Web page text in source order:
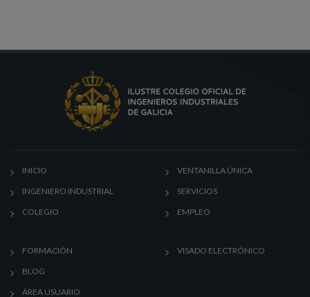
INICIO
INGENIERO INDUSTRIAL
COLEGIO
VENTANILLA ÚNICA
SERVICIOS
EMPLEO
FORMACIÓN
BLOG
ÁREA USUARIO
VISADO ELECTRÓNICO